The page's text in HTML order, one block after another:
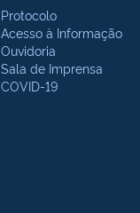
Protocolo
Acesso à Informação
Ouvidoria
Sala de Imprensa
COVID-19